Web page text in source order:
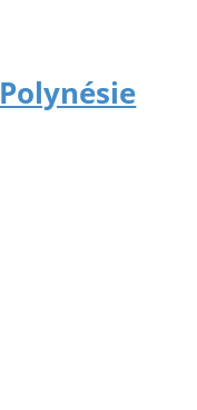
Polynésie